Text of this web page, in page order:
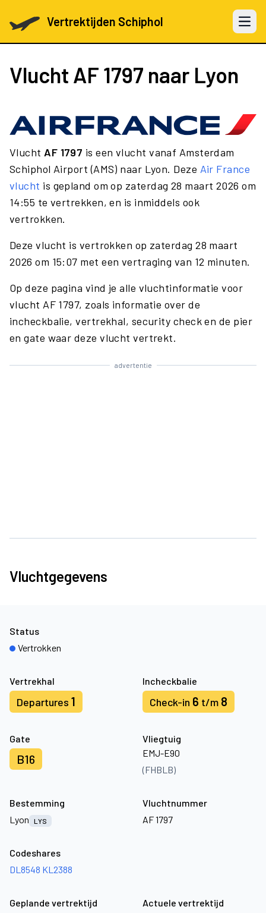
Vertrektijden Schiphol Open
Vlucht AF 1797 naar Lyon
Vlucht AF 1797 is een vlucht vanaf Amsterdam
Schiphol Airport (AMS) naar Lyon. Deze Air France
vlucht is gepland om op zaterdag 28 maart 2026 om
14:55 te vertrekken, en is inmiddels ook
vertrokken.
Deze vlucht is vertrokken op zaterdag 28 maart
2026 om 15:07 met een vertraging van 12 minuten.
Op deze pagina vind je alle vluchtinformatie voor
vlucht AF 1797, zoals informatie over de
incheckbalie, vertrekhal, security check en de pier
en gate waar deze vlucht vertrekt.
advertentie
Vluchtgegevens
Vertrekhal
Departures 1
Incheckbalie
Check-in 6 t/m 8
Gate
B16
Vliegtuig
EMJ-E90
(FHBLB)
Status
Vertrokken
Bestemming
Lyon
LYS
Vluchtnummer
AF 1797
Codeshares
DL8548 KL2388
Geplande vertrektijd
Actuele vertrektijd